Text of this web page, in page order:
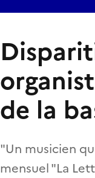
de la
"Un musicien
mensuel "La